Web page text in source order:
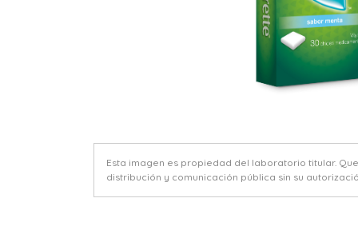
Esta imagen es propiedad del laboratorio titular.
distribución y comunicación pública sin su